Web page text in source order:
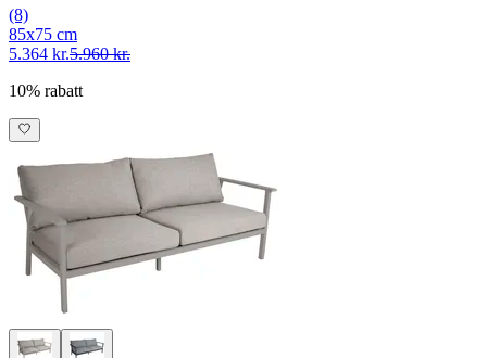
(8)
85x75 cm
5.364 kr.5.960 kr.
10% rabatt